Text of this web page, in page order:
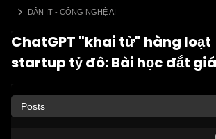
DÂN IT - CÔNG NGHỆ AI
ChatGPT "khai tử" hàng loạt
startup tỷ đô: Bài học đắt